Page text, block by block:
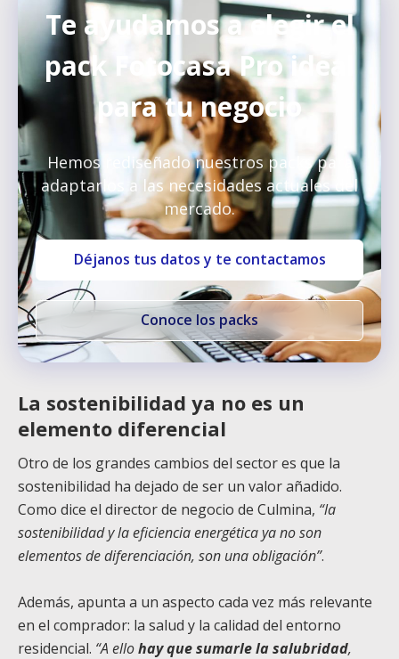
Te ayudamos a elegir el
pack Fotocasa Pro ideal
para tu negocio
Hemos rediseñado nuestros packs para
adaptarlos a las necesidades actuales del
mercado.
Déjanos tus datos y te contactamos
Conoce los packs
La sostenibilidad ya no es un
elemento diferencial
Otro de los grandes cambios del sector es que la
sostenibilidad ha dejado de ser un valor añadido.
Como dice el director de negocio de Culmina, “la
sostenibilidad y la eficiencia energética ya no son
elementos de diferenciación, son una obligación”.
Además, apunta a un aspecto cada vez más relevante
en el comprador: la salud y la calidad del entorno
residencial. “A ellohay que sumarle la salubridad,